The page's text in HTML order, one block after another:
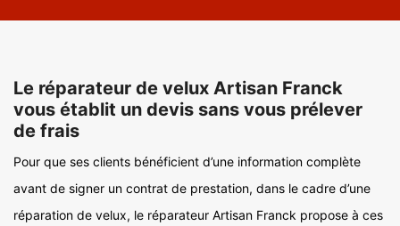
Le réparateur de velux Artisan Franck
vous établit un devis sans vous prélever
de frais
Pour que ses clients bénéficient d’une information complète
avant de signer un contrat de prestation, dans le cadre d’une
réparation de velux, le réparateur Artisan Franck propose à ces